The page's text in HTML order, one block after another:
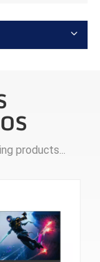
products...